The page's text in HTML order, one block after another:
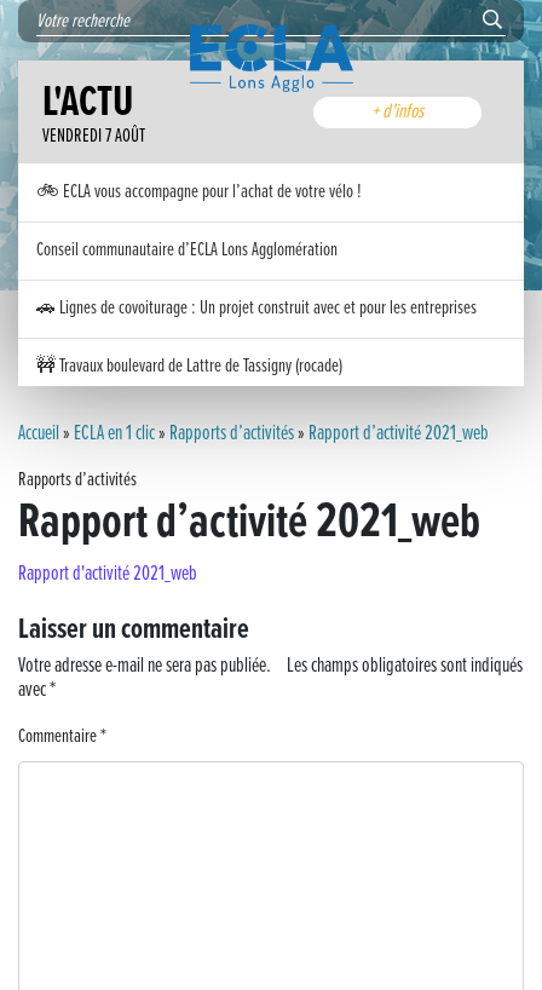
L'ACTU
VENDREDI 7 AOÛT
+ d'infos
🚲 ECLA vous accompagne pour l’achat de votre vélo !
Conseil communautaire d’ECLA Lons Agglomération
🚗 Lignes de covoiturage : Un projet construit avec et pour les entreprises
🚧 Travaux boulevard de Lattre de Tassigny (rocade)
Inauguration nouvelle station d’épuration (STEP) de Trenal
Festival des solutions écologiques 2026
Meilleurs voeux 2026
Les Saisons Baroques du Jura 2025
Accueil» ECLA en 1 clic» Rapports d’activités» Rapport d’activité 2021_web
Rapports d’activités
Rapport d’activité 2021_web
Rapport d'activité 2021_web
Laisser un commentaire
Votre adresse e-mail ne sera pas publiée.
Les champs obligatoires sont indiqués
avec*
Commentaire*